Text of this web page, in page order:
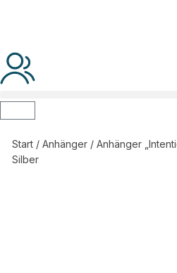
Start /Anhänger / Anhänger
Silber